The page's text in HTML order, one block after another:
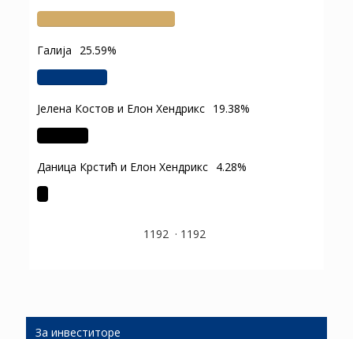
Галија 25.59%
Јелена Костов и Елон Хендрикс 19.38%
Даница Крстић и Елон Хендрикс 4.28%
1192 · 1192
За инвеститоре